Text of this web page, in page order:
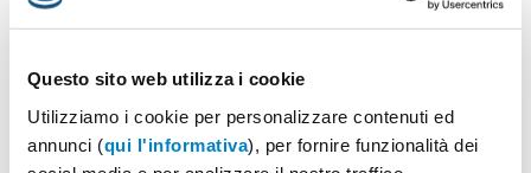
Questo sito web utilizza i cookie
Utilizziamo i cookie per personalizzare contenuti ed
annunci (qui l'informativa), per fornire funzionalità dei
Potrai indicare successivamente la suddivisione per
taglie e colore
Seleziona il colore: